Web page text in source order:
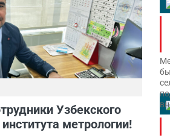
Узбекского
метрологии!